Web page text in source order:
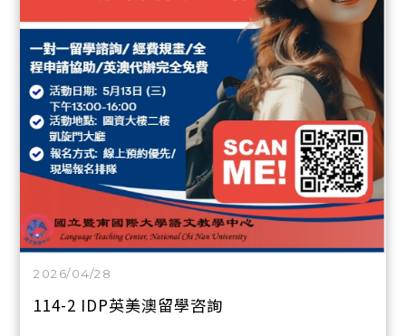
2026/04/28
114-2 IDP英美澳留學咨詢